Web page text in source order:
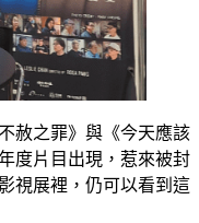
赦之罪》與《今天應該
度片目出現，惹來被封
視展裡，仍可以看到這